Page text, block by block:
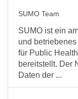
SUMO Team
SUMO ist ein
und
für Public
bereitstellt. Der
Daten der ...